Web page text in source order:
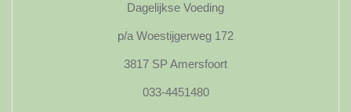
Dagelijkse Voeding
p/a Woestijgerweg 172
3817 SP Amersfoort
033-4451480